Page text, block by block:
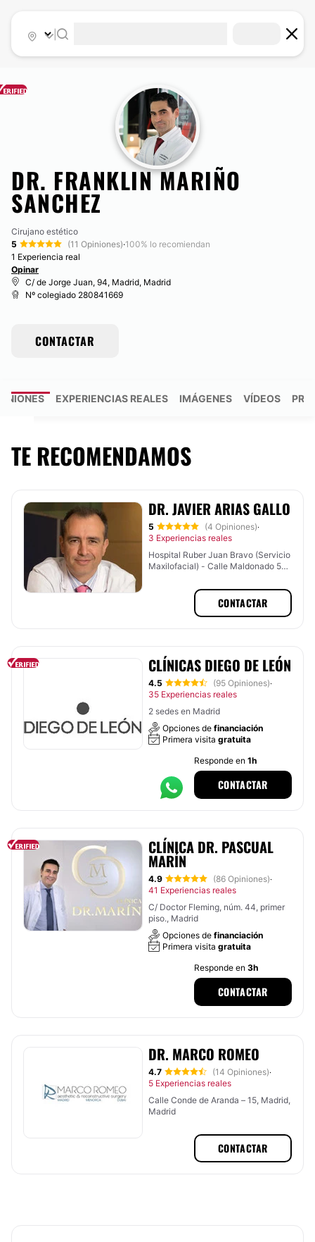
DR. FRANKLIN MARIÑO
SANCHEZ
Cirujano estético
5
(11 Opiniones)·100% lo recomiendan
1 Experiencia real
Opinar
C/ de Jorge Juan, 94, Madrid, Madrid
Nº colegiado 280841669
CONTACTAR
EXPERIENCIAS REALES IMÁGENES VÍDEOS
TE RECOMENDAMOS
DR. JAVIER ARIAS GALLO
5 (4 Opiniones)·
3 Experiencias reales
Hospital Ruber Juan Bravo (Servicio
Maxilofacial) - Calle Maldonado 50,
CONTACTAR
CLÍNICAS DIEGO DE LEÓN
4.5 (95 Opiniones)·
35 Experiencias reales
2 sedes en Madrid
Opciones de financiación
Primera visita gratuita
Responde en 1h
CONTACTAR
CLÍNICA DR. PASCUAL
MARÍN
4.9 (86 Opiniones)·
41 Experiencias reales
C/ Doctor Fleming, núm. 44, primer
piso., Madrid
Opciones de financiación
Primera visita gratuita
Responde en 3h
CONTACTAR
DR. MARCO ROMEO
4.7 (14 Opiniones)·
5 Experiencias reales
Calle Conde de Aranda – 15, Madrid,
Madrid
CONTACTAR